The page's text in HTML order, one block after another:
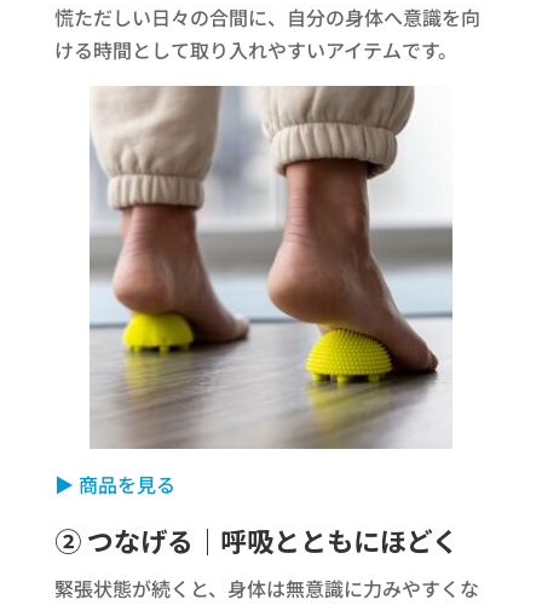
慌ただしい日々の合間に、自分の身体へ意識を向
ける時間として取り入れやすいアイテムです。
▶ 商品を見る
② つなげる｜呼吸とともにほどく
緊張状態が続くと、身体は無意識に力みやすくな